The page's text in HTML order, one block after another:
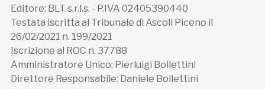
Editore: BLT s.r.l.s. - P.IVA 02405390440
Testata iscritta al Tribunale di Ascoli Piceno il
26/02/2021 n. 199/2021
Iscrizione al ROC n. 37788
Amministratore Unico: Pierluigi Bollettini
Direttore Responsabile: Daniele Bollettini